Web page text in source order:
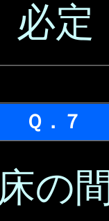
必定
Ｑ．７
床の間